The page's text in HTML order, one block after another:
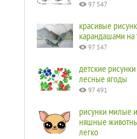
97 547
красивые
карандашами на
97 547
детские рисунки
лесные ягоды
97 491
рисунки милые и
няшные
легко